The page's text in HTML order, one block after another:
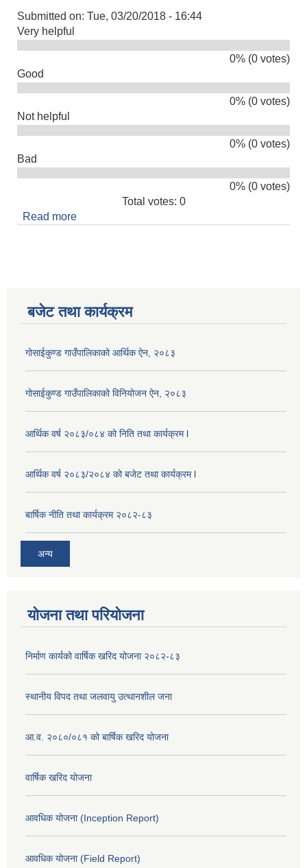
Submitted on: Tue, 03/20/2018 - 16:44
Very helpful
0% (0 votes)
Good
0% (0 votes)
Not helpful
0% (0 votes)
Bad
0% (0 votes)
Total votes: 0
Read more
बजेट तथा कार्यक्रम
गोसाईकुण्ड गाउँपालिकाको आर्थिक ऐन, २०८३
गोसाईकुण्ड गाउँपालिकाको विनियोजन ऐन, २०८३
आर्थिक वर्ष २०८३/०८४ को निति तथा कार्यक्रम l
आर्थिक वर्ष २०८३/२०८४ को बजेट तथा कार्यक्रम l
बार्षिक नीति तथा कार्यक्रम २०८२-८३
अन्य
योजना तथा परियोजना
निर्माण कार्यको वार्षिक खरिद योजना २०८२-८३
स्थानीय विपद तथा जलवायु उत्थानशील जना
आ.व. २०८०/०८१ को बार्षिक खरिद योजना
वार्षिक खरिद योजना
आवधिक योजना (Inception Report)
आवधिक योजना (Field Report)